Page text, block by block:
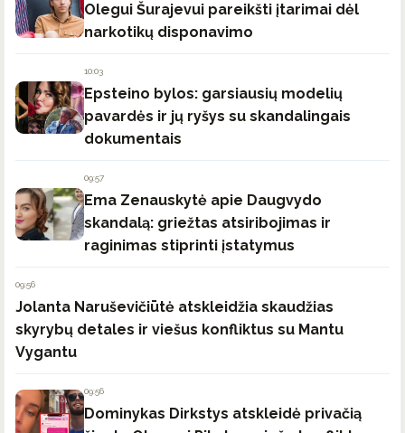
Olegui Šurajevui pareikšti įtarimai dėl
narkotikų disponavimo
10:03
Epsteino bylos: garsiausių modelių
pavardės ir jų ryšys su skandalingais
dokumentais
09:57
Ema Zenauskytė apie Daugvydo
skandalą: griežtas atsiribojimas ir
raginimas stiprinti įstatymus
09:56
Jolanta Naruševičiūtė atskleidžia skaudžias
skyrybų detales ir viešus konfliktus su Mantu
Vygantu
09:56
Dominykas Dirkstys atskleidė privačią